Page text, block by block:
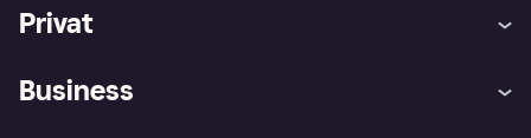
Privat
Business